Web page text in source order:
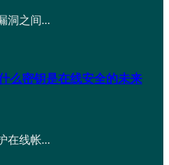
洞之间…
么密钥是在线安全的未来
在线帐…